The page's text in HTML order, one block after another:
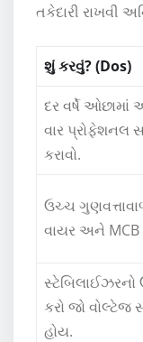
તકેદારી રાખવી
શું કરવું? (Dos)
દર વર્ષે ઓછામાં
વાર પ્રોફેશનલ
કરાવો.
ઉચ્ચ
વાયર અને MCB
સ્ટેબિલાઈઝરનો
કરો જો વોલ્ટેજ
હોય.